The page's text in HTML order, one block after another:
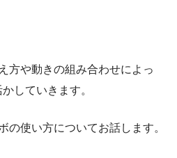
方や動きの組み合わせによっ
していきます。
の使い方についてお話します。